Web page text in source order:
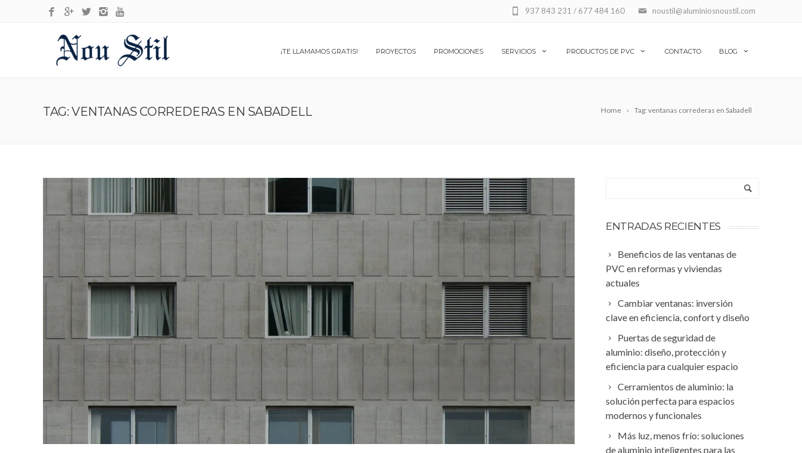
noustil@aluminiosnoustil.com
937 843 231 / 677 484 160
¡TE LLAMAMOS GRATIS! PROYECTOS PROMOCIONES SERVICIOS PRODUCTOS DE PVC CONTACTO BLOG
Home Tag: ventanas correderas en Sabadell
TAG: VENTANAS CORREDERAS EN SABADELL
ENTRADAS RECIENTES
Beneficios de las ventanas de
PVC en reformas y viviendas
actuales
Cambiar ventanas: inversión
clave en eficiencia, confort y diseño
Puertas de seguridad de
aluminio: diseño, protección y
eficiencia para cualquier espacio
Cerramientos de aluminio: la
solución perfecta para espacios
modernos y funcionales
Más luz, menos frío: soluciones
de aluminio inteligentes para las